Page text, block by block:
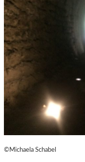
©Michaela Schabel